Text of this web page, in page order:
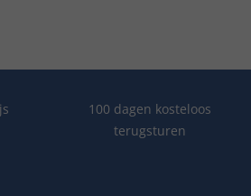
100 dagen kosteloos
terugsturen